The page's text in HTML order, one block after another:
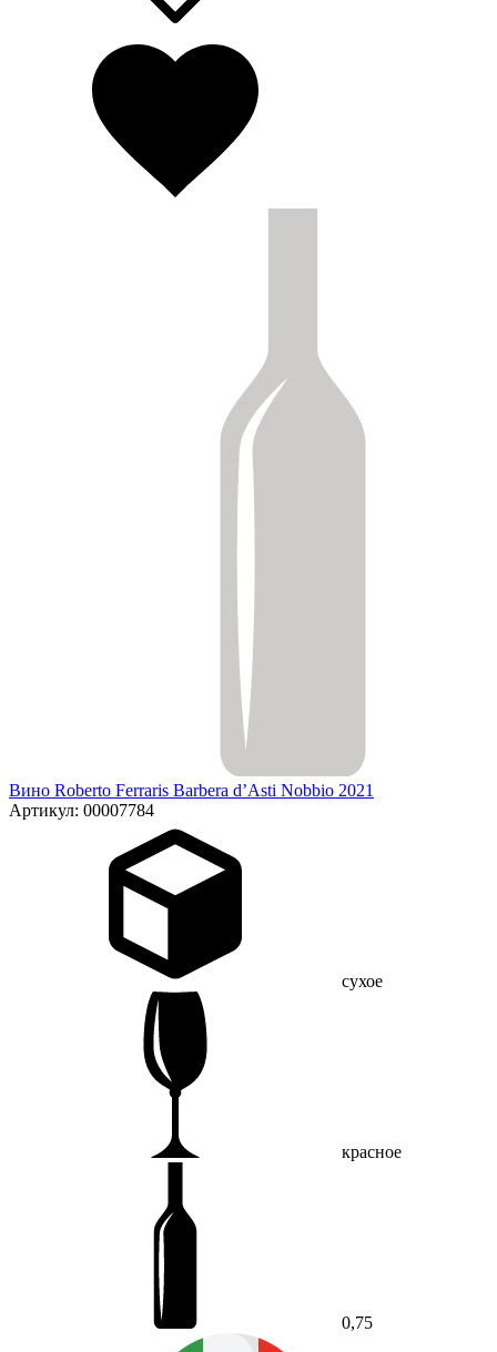
Вино Roberto Ferraris Barbera d’Asti Nobbio 2021
Артикул: 00007784
сухое
красное
0,75